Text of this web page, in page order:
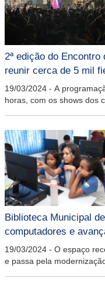
2ª edição do
reunir cerca de 5 mil
19/03/2024 - A
horas, com os shows dos
Biblioteca Municipal
computadores e
19/03/2024 - O espaço
e passa pela